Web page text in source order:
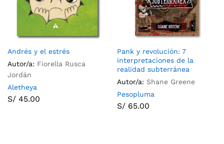
Andrés y el estrés
Autor/a: Fiorella Rusca
Jordán
Aletheya
S/ 45.00
Pank y revolución: 7
interpretaciones de la
realidad subterránea
Autor/a: Shane Greene
Pesopluma
S/ 65.00